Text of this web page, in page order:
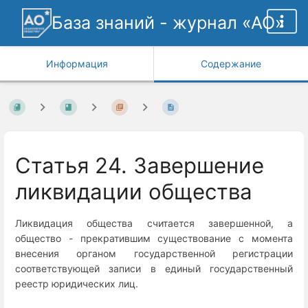
База знаний - журнал «АО»
Информация Содержание
Статья 24. Завершение
ликвидации общества
Ликвидация общества считается завершенной, а
общество - прекратившим существование с момента
внесения органом государственной регистрации
соответствующей записи в единый государственный
реестр юридических лиц.